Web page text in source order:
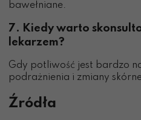
bawełniane.
7. Kiedy warto
lekarzem?
Gdy potliwość jest bardzo
podrażnienia i zmiany
Źródła